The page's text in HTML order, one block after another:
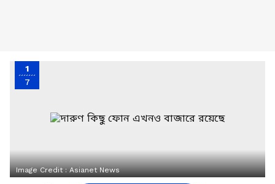
1
7
Image Credit :Asianet News